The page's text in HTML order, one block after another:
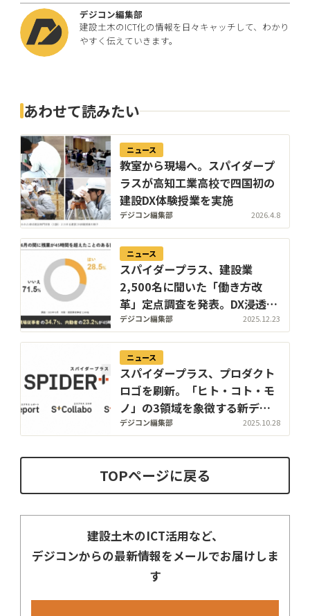
デジコン編集部
建設土木のICT化の情報を日々キャッチして、わかり
やすく伝えていきます。
あわせて読みたい
ニュース
教室から現場へ。スパイダープ
ラスが高知工業高校で四国初の
建設DX体験授業を実施
デジコン編集部 2026.4.8
ニュース
スパイダープラス、建設業
2,500名に聞いた「働き方改
革」定点調査を発表。DX浸透で
将来観に改善の兆しも、人手不
足は深刻
デジコン編集部 2025.12.23
ニュース
スパイダープラス、プロダクト
ロゴを刷新。「ヒト・コト・モ
ノ」の3領域を象徴する新デザ
インで現場インフラ実現を加速
デジコン編集部 2025.10.28
TOPページに戻る
建設土木のICT活用など、
デジコンからの最新情報をメールでお届けしま
す